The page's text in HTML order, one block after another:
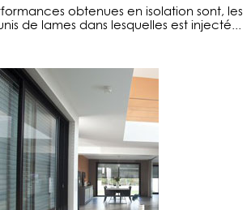
obtenues en isolation sont, les
de lames dans lesquelles est injecté...